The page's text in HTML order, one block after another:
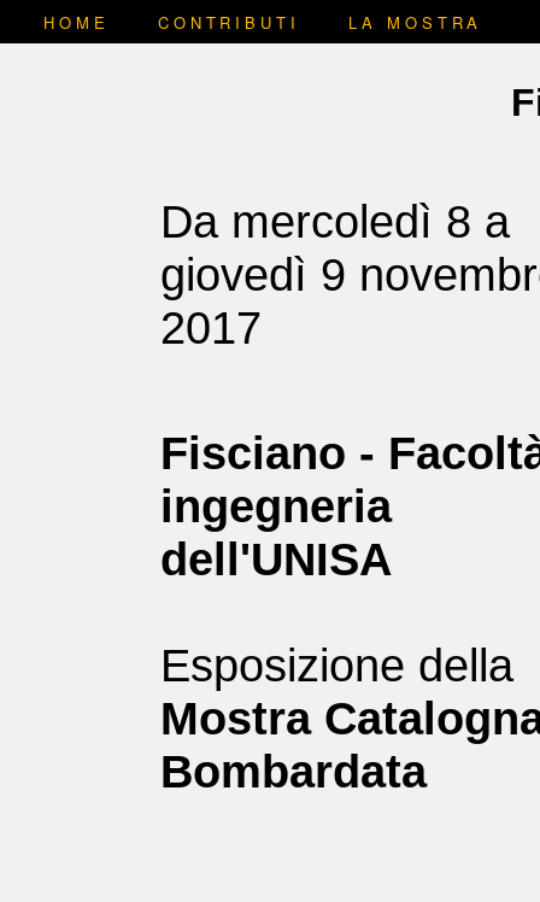
HOME CONTRIBUTI LA MOSTRA
Da mercoledì 8 a
giovedì 9
2017
Fisciano -
ingegneria
dell'UNISA
Esposizione della
Mostra
Bombardata